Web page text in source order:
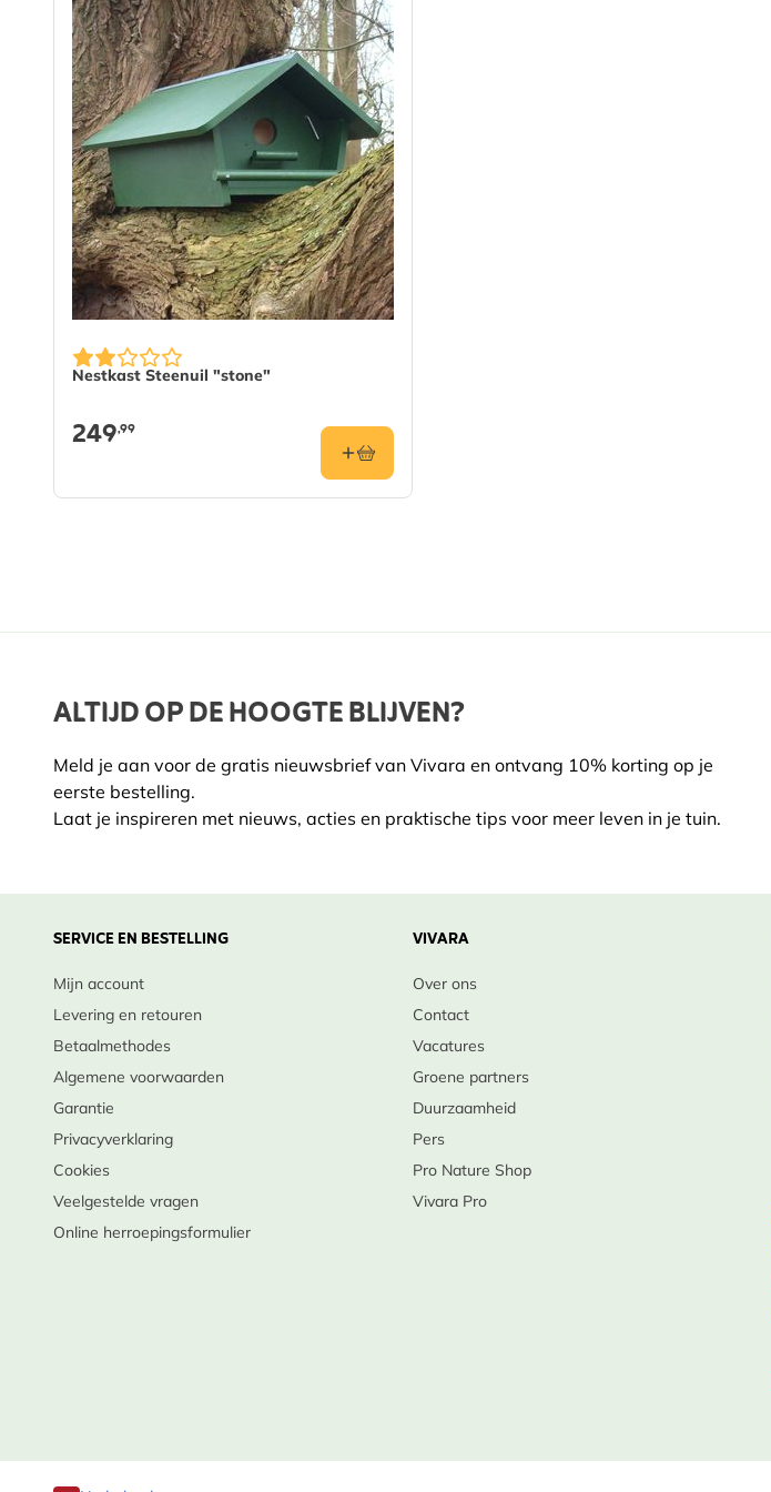
Draadloze connectiviteit: 2,4GHz Wi-Fi (IEEE 802.11b/g/n)
Draadloos bereik: 20m of meer (kan variëren afhankelijk van de sterkte van je wifi-
signaal)
Nachtzicht: Ja, met infrarood-LED's voor maximaal 10 meter zichtbaarheid
Weerbestendigheidclassificatie: IP65 (geschikt voor buitengebruik)
Nestkast Steenuil "stone"
249,99
ALTIJD OP DE HOOGTE BLIJVEN?
Meld je aan voor de gratis nieuwsbrief van Vivara en ontvang 10% korting op je
eerste bestelling.
Laat je inspireren met nieuws, acties en praktische tips voor meer leven in je tuin.
SERVICE EN BESTELLING
Mijn account
Levering en retouren
Betaalmethodes
Algemene voorwaarden
Garantie
Privacyverklaring
Cookies
Veelgestelde vragen
Online herroepingsformulier
VIVARA
Over ons
Contact
Vacatures
Groene partners
Duurzaamheid
Pers
Pro Nature Shop
Vivara Pro